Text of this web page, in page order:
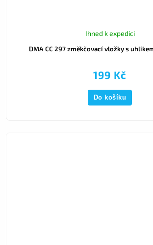
DMA CC 297 změkčovací vložky s
Ihned k expedici
199 Kč
Do košíku